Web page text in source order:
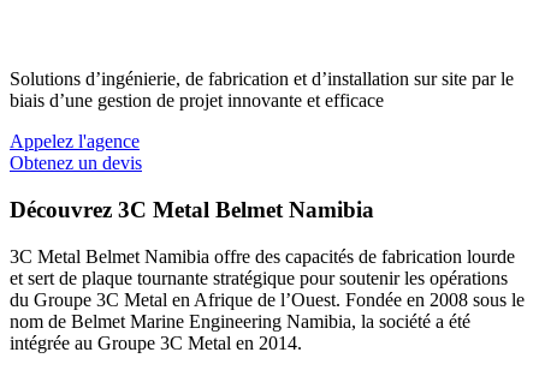
Solutions d’ingénierie, de fabrication et d’installation sur site par le
biais d’une gestion de projet innovante et efficace
Appelez l'agence
Obtenez un devis
Découvrez 3C Metal Belmet Namibia
3C Metal Belmet Namibia offre des capacités de fabrication lourde
et sert de plaque tournante stratégique pour soutenir les opérations
du Groupe 3C Metal en Afrique de l’Ouest. Fondée en 2008 sous le
nom de Belmet Marine Engineering Namibia, la société a été
intégrée au Groupe 3C Metal en 2014.